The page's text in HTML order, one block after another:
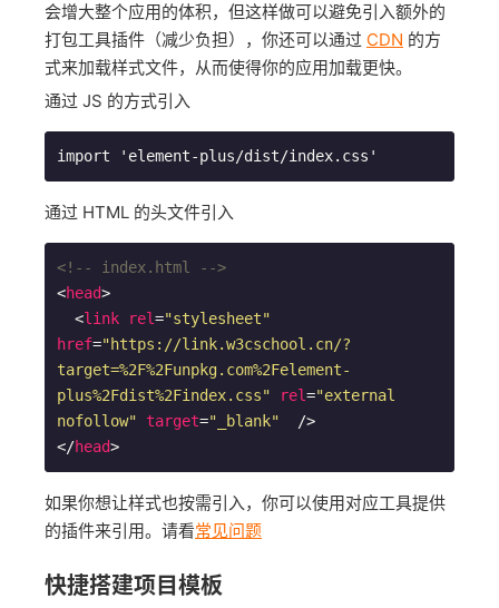
会增大整个应用的体积，但这样做可以避免引入额外的
打包工具插件（减少负担），你还可以通过 CDN 的方
式来加载样式文件，从而使得你的应用加载更快。
通过 JS 的方式引入
import 'element-plus/dist/index.css'
通过 HTML 的头文件引入
<!-- index.html -->
<head>
<link rel="stylesheet"
href="https://link.w3cschool.cn/?
target=%2F%2Funpkg.com%2Felement-
plus%2Fdist%2Findex.css"
rel="external
nofollow" target="_blank"
  />
</head>
如果你想让样式也按需引入，你可以使用对应工具提供
的插件来引用。请看常见问题
快捷搭建项目模板